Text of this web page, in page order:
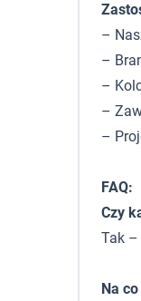
–
–
–
–
–
FAQ:
Czy
Tak –
Na